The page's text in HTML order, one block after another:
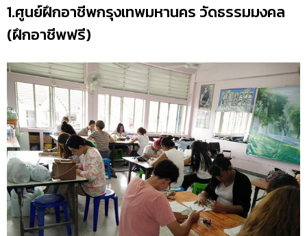
1.ศูนย์ฝึกอาชีพกรุงเทพมหานคร วัดธรรมมงคล
(ฝึกอาชีพฟรี)